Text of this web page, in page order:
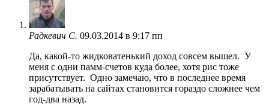
Радкевич С. 09.03.2014 в 9:17 пп
Да, какой-то жидковатенький доход совсем вышел. У
меня с одни памм-счетов куда более, хотя рис тоже
присутствует. Одно замечаю, что в последнее время
зарабатывать на сайтах становится гораздо сложнее чем
год-два назад.